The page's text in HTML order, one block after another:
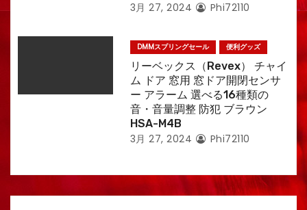
3月 27, 2024 Phi72110
DMMスプリングセール 便利グッズ
リーベックス（Revex） チャイ
ム ドア 窓用 窓ドア開閉センサ
ー アラーム 選べる16種類の
音・音量調整 防犯 ブラウン
HSA-M4B
3月 27, 2024 Phi72110